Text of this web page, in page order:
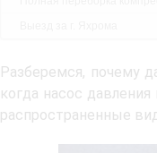
Разберемся, почему
когда насос
распространенные